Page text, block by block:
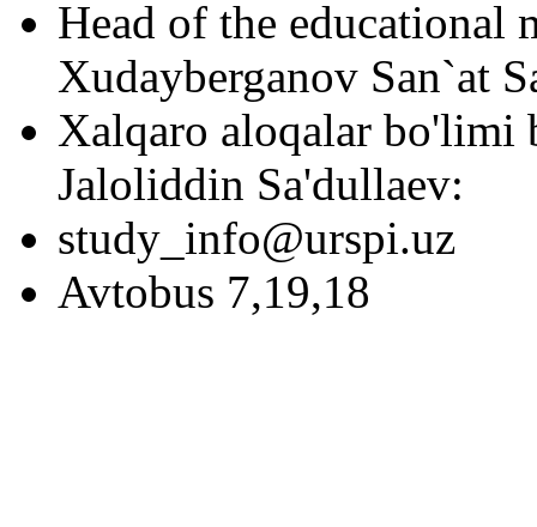
Head of the educational
Xudayberganov San`at
Xalqaro aloqalar bo'limi
Jaloliddin Sa'dullaev:
study_info@urspi.uz
Avtobus 7,19,18